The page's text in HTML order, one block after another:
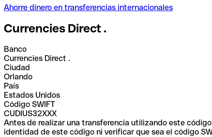
Ahorre dinero en transferencias internacionales
Currencies Direct .
Banco
Currencies Direct .
Ciudad
Orlando
País
Estados Unidos
Código SWIFT
CUDIUS32XXX
Antes de realizar una transferencia utilizando este
identidad de este código ni verificar que sea el código